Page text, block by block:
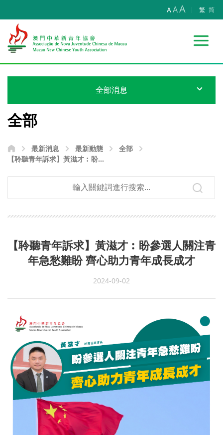
AAA 繁 简
全部消息
全部
最新消息 最新動態
全部
【聆聽青年訴求】黃滋才︰盼參
青年成長成才
【聆聽青年訴求】黃滋才︰盼參選人關注青
年急愁難盼 齊心助力青年成長成才
2024-09-02